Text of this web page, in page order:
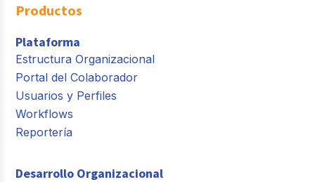
Productos
Plataforma
Estructura Organizacional
Portal del Colaborador
Usuarios y Perfiles
Workflows
Reportería
Desarrollo Organizacional